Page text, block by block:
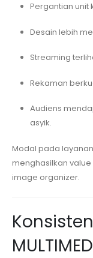
Pergantian unit
Desain lebih
Streaming
Rekaman
Audiens
asyik.
Modal pada
menghasilkan
image organizer.